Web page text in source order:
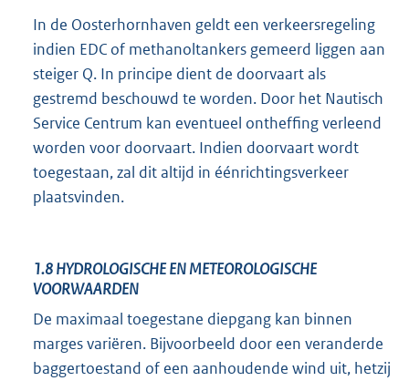
In de Oosterhornhaven geldt een verkeersregeling
indien EDC of methanoltankers gemeerd liggen aan
steiger Q. In principe dient de doorvaart als
gestremd beschouwd te worden. Door het Nautisch
Service Centrum kan eventueel ontheffing verleend
worden voor doorvaart. Indien doorvaart wordt
toegestaan, zal dit altijd in éénrichtingsverkeer
plaatsvinden.
1.8HYDROLOGISCHE EN METEOROLOGISCHE
VOORWAARDEN
De maximaal toegestane diepgang kan binnen
marges variëren. Bijvoorbeeld door een veranderde
baggertoestand of een aanhoudende wind uit, hetzij